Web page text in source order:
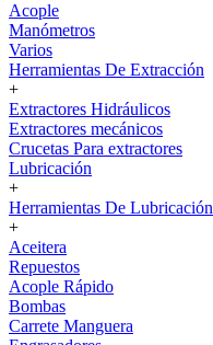
Acople
Manómetros
Varios
Herramientas De Extracción
+
Extractores Hidráulicos
Extractores mecánicos
Crucetas Para extractores
Lubricación
+
Herramientas De Lubricación
+
Aceitera
Repuestos
Acople Rápido
Bombas
Carrete Manguera